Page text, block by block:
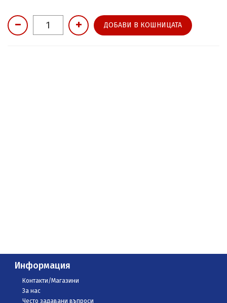
ДОБАВИ В КОШНИЦАТА
Информация
Контакти/Магазини
За нас
Често задавани въпроси